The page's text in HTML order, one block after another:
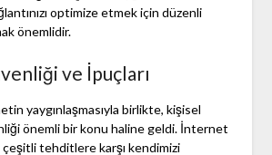
optimize etmek için düzenli
önemlidir.
ve İpuçları
yaygınlaşmasıyla birlikte, kişisel
önemli bir konu haline geldi. İnternet
çeşitli tehditlere karşı kendimizi